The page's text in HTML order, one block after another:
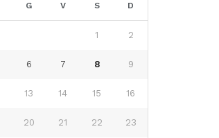
G V S D
1 2
6 7 8 9
13 14 15 16
20 21 22 23